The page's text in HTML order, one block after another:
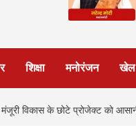
शिक्षा मनोरंजन खेल
विकास के छोटे प्रोजेक्ट को